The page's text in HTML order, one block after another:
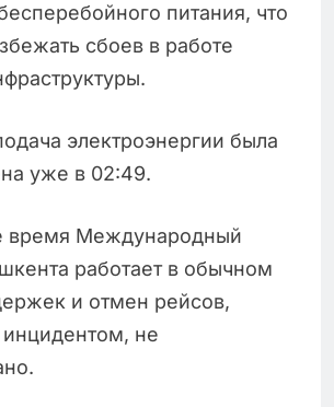
питания, что
сбоев в работе
электроэнергии была
уже в 02:49.
время Международный
работает в обычном
и отмен рейсов,
инцидентом, не